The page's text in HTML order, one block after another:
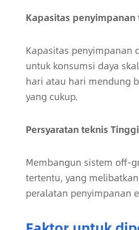
Kapasitas penyimpanan
Kapasitas
untuk konsumsi daya
hari atau hari mendung
yang cukup.
Persyaratan teknis Tinggi
Membangun sistem off-
tertentu, yang
peralatan penyimpanan